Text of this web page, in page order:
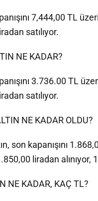
7,444,00 TL
satılıyor.
NE KADAR?
3.736.00 TL
satılıyor.
NE KADAR OLDU?
son kapanışını
liradan alınıyor,
NE KADAR, KAÇ TL?